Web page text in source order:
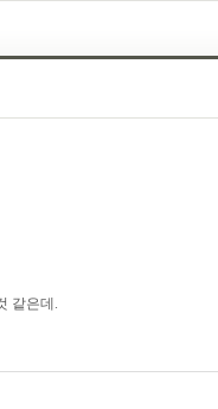
같은데.